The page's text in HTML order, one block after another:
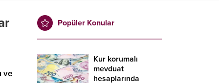
ve
Popüler Konular
Kur korumalı
mevduat
hesaplarında